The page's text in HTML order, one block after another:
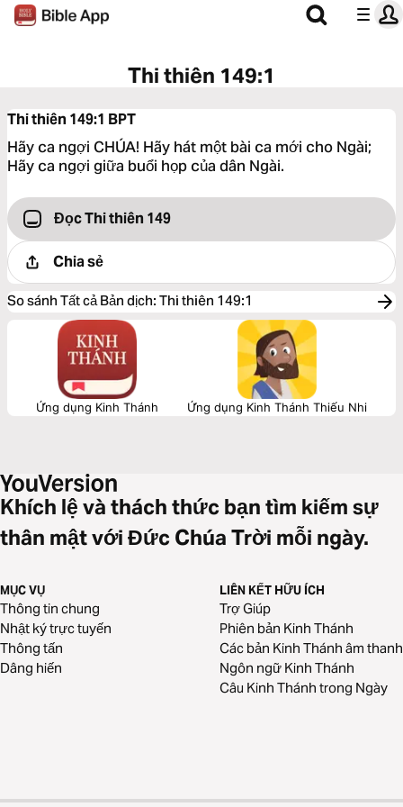
Thi thiên 149:1
Thi thiên 149:1 BPT
Hãy ca ngợi CHÚA! Hãy hát một bài ca mới cho Ngài;
Hãy ca ngợi giữa buổi họp của dân Ngài.
Đọc Thi thiên 149
Chia sẻ
So sánh Tất cả Bản dịch: Thi thiên 149:1
Ứng dụng Kinh Thánh Ứng dụng Kinh Thánh Thiếu Nhi
Khích lệ và thách thức bạn tìm kiếm sự
thân mật với Đức Chúa Trời mỗi ngày.
MỤC VỤ
Thông tin chung
Nhật ký trực tuyến
Thông tấn
Dâng hiến
LIÊN KẾT HỮU ÍCH
Trợ Giúp
Phiên bản Kinh Thánh
Các bản Kinh Thánh âm thanh
Ngôn ngữ Kinh Thánh
Câu Kinh Thánh trong Ngày